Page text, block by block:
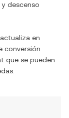
y descenso
en
conversión
que se pueden